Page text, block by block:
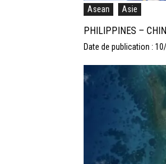
Asean Asie
PHILIPPINES –
Date de publication :